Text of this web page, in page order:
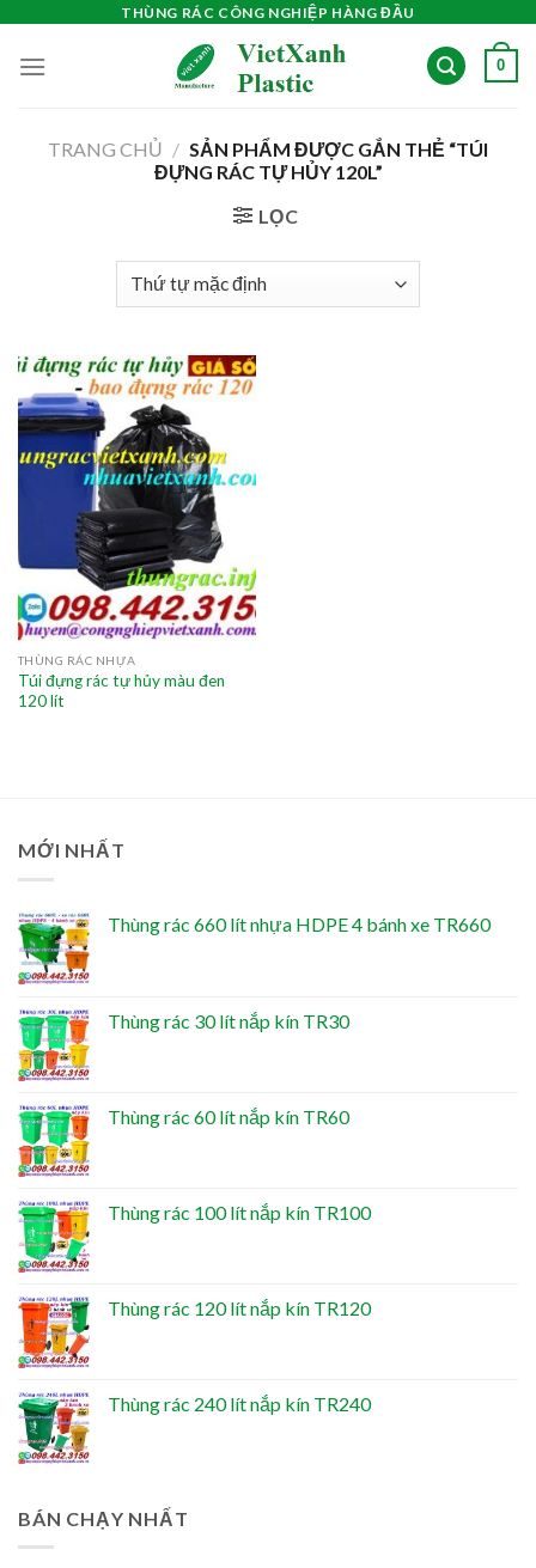
content
THÙNG RÁC CÔNG NGHIỆP HÀNG ĐẦU
0
TRANG CHỦ / SẢN PHẨM ĐƯỢC GẮN THẺ “TÚI
ĐỰNG RÁC TỰ HỦY 120L”
LỌC
THÙNG RÁC NHỰA
Túi đựng rác tự hủy màu đen
120 lít
MỚI NHẤT
Thùng rác 660 lít nhựa HDPE 4 bánh xe TR660
Thùng rác 30 lít nắp kín TR30
Thùng rác 60 lít nắp kín TR60
Thùng rác 100 lít nắp kín TR100
Thùng rác 120 lít nắp kín TR120
Thùng rác 240 lít nắp kín TR240
BÁN CHẠY NHẤT